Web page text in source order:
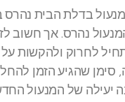
בדלת הבית נהרס
נהרס. אך חשוב
לחרוק ולהקשות
סימן שהגיע הזמן
של המנעול החדש